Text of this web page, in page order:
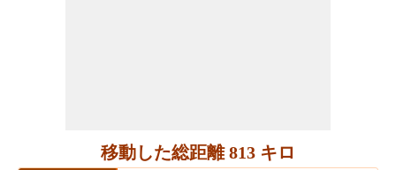
移動した総距離 813 キロ